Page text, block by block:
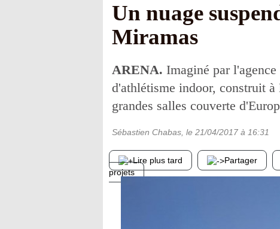
Un nuage
Miramas
ARENA. Imaginé par
d'athlétisme indoor, construit
grandes salles couverte
Sébastien Chabas , le 21/04/2017 à 16:31
Lire plus tard Partager
projets